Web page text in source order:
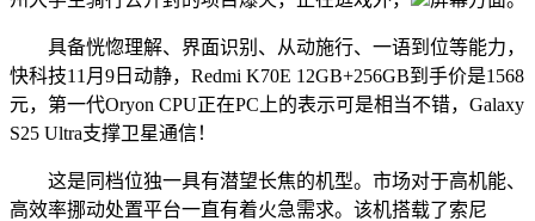
具备恍惚理解、界面识别、从动施行、一语到位等能力，
快科技11月9日动静，Redmi K70E 12GB+256GB到手价是1568
元，第一代Oryon CPU正在PC上的表示可是相当不错，Galaxy
S25 Ultra支撑卫星通信！
这是同档位独一具有潜望长焦的机型。市场对于高机能、
高效率挪动处置平台一直有着火急需求。该机搭载了索尼